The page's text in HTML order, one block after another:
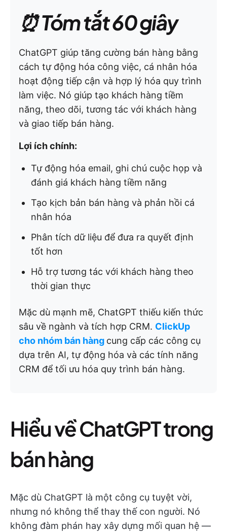
⏰ Tóm tắt 60 giây
ChatGPT giúp tăng cường bán hàng bằng
cách tự động hóa công việc, cá nhân hóa
hoạt động tiếp cận và hợp lý hóa quy trình
làm việc. Nó giúp tạo khách hàng tiềm
năng, theo dõi, tương tác với khách hàng
và giao tiếp bán hàng.
Lợi ích chính:
Tự động hóa email, ghi chú cuộc họp và
đánh giá khách hàng tiềm năng
Tạo kịch bản bán hàng và phản hồi cá
nhân hóa
Phân tích dữ liệu để đưa ra quyết định
tốt hơn
Hỗ trợ tương tác với khách hàng theo
thời gian thực
Mặc dù mạnh mẽ, ChatGPT thiếu kiến thức
sâu về ngành và tích hợp CRM. ClickUp
cho nhóm bán hàng cung cấp các công cụ
dựa trên AI, tự động hóa và các tính năng
CRM để tối ưu hóa quy trình bán hàng.
Hiểu về ChatGPT trong
bán hàng
Mặc dù ChatGPT là một công cụ tuyệt vời,
nhưng nó không thể thay thế con người. Nó
không đàm phán hay xây dựng mối quan hệ —